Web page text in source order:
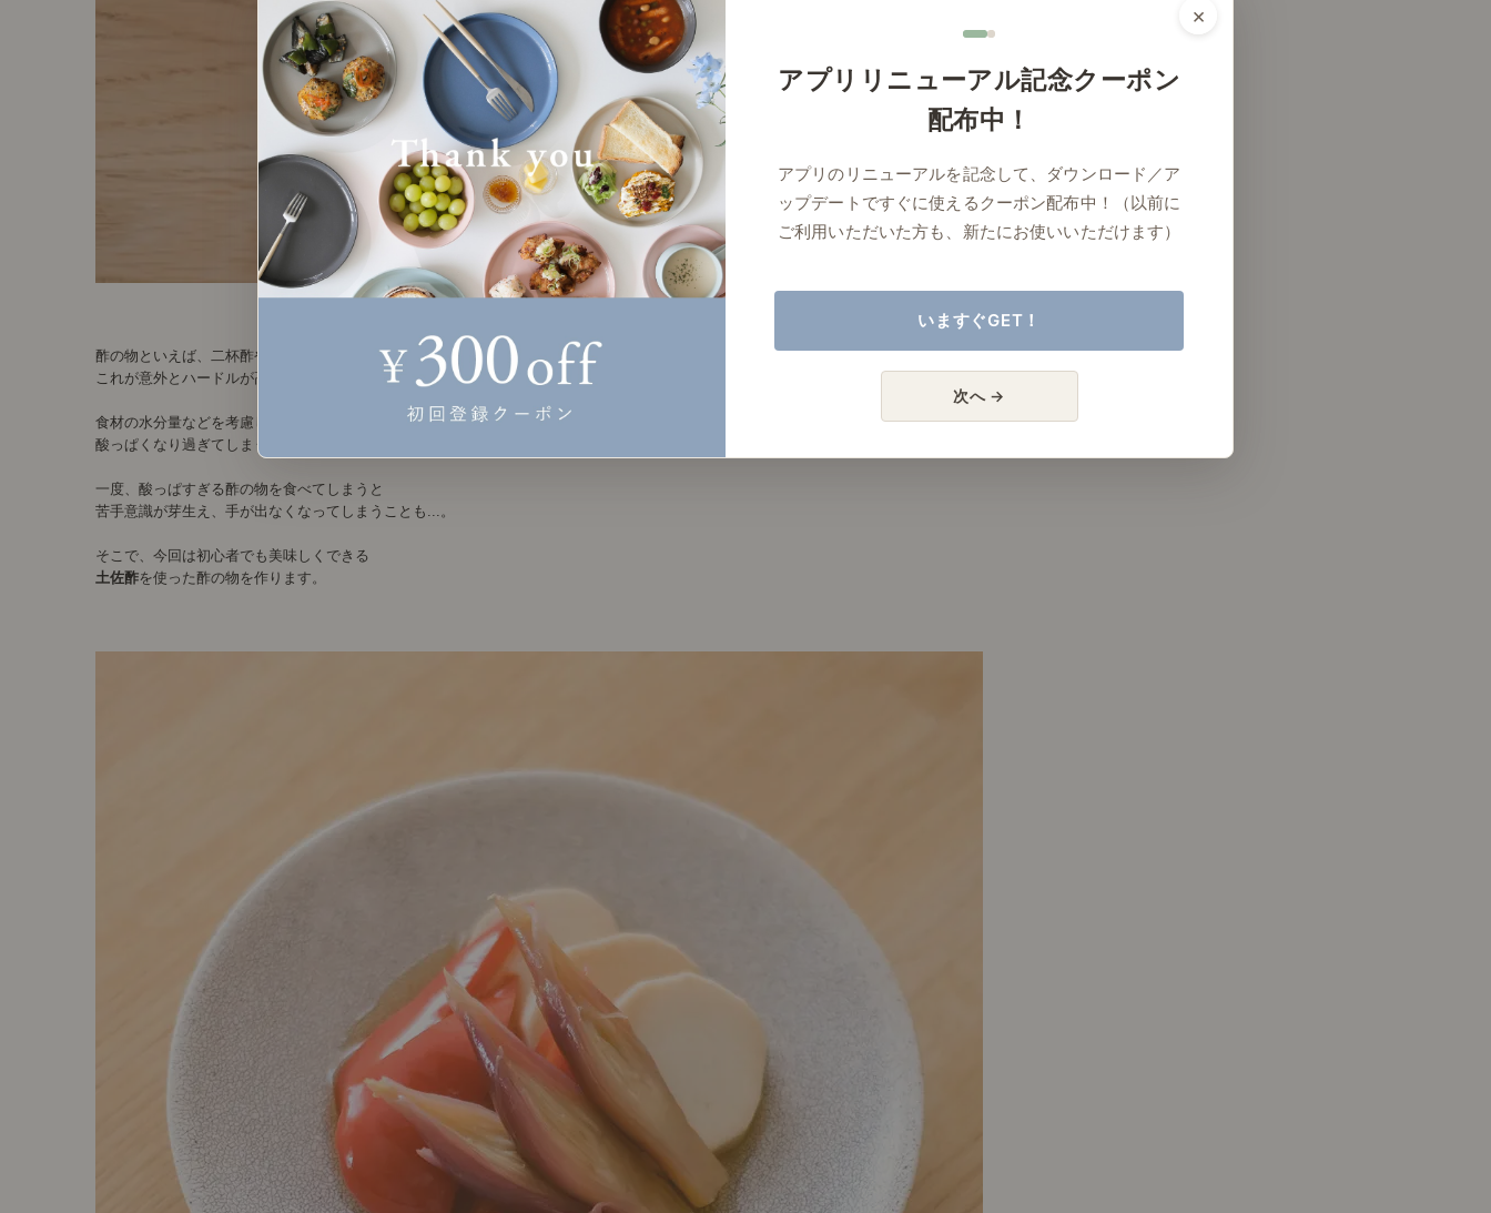
酢の物といえば、二杯酢や三杯酢などが使われますが
これが意外とハードルが高くて...
食材の水分量などを考慮して量を調節しないと、
酸っぱくなり過ぎてしまうんです。
一度、酸っぱすぎる酢の物を食べてしまうと
苦手意識が芽生え、手が出なくなってしまうことも...。
そこで、今回は初心者でも美味しくできる
土佐酢を使った酢の物を作ります。
×
アプリリニューアル記念クーポン
配布中！
アプリのリニューアルを記念して、ダウンロード／ア
ップデートですぐに使えるクーポン配布中！（以前に
ご利用いただいた方も、新たにお使いいただけます）
いますぐGET！
次へ →